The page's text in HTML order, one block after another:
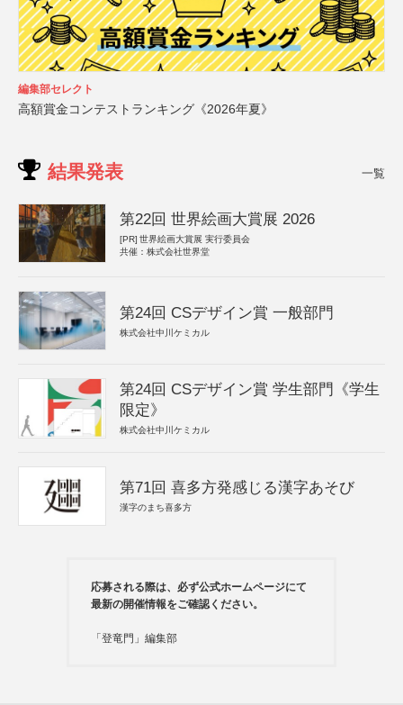
編集部セレクト
高額賞金コンテストランキング《2026年夏》
結果発表 一覧
第22回 世界絵画大賞展 2026
[PR] 世界絵画大賞展 実行委員会
共催：株式会社世界堂
第24回 CSデザイン賞 一般部門
株式会社中川ケミカル
第24回 CSデザイン賞 学生部門《学生
限定》
株式会社中川ケミカル
第71回 喜多方発感じる漢字あそび
漢字のまち喜多方
応募される際は、必ず公式ホームページにて
最新の開催情報をご確認ください。
「登竜門」編集部